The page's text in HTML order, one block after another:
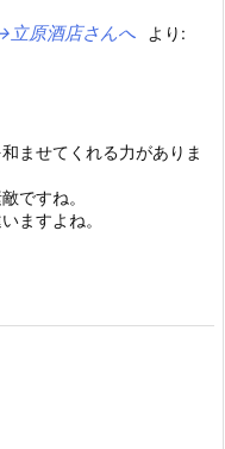
原酒店さんへ
より:
ませてくれる力がありま
ですね。
ますよね。